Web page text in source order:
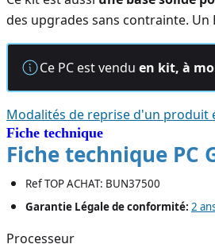
Fiche technique
des upgrades sans contrainte. Un
Ce PC est vendu en kit, à
Modalités de reprise d'un produit
Fiche technique PC
Ref TOP ACHAT: BUN37500
Garantie Légale de conformité: 2
Processeur